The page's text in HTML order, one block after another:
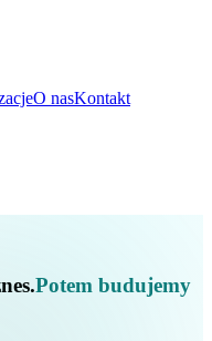
O nasKontakt
Potem budujemy